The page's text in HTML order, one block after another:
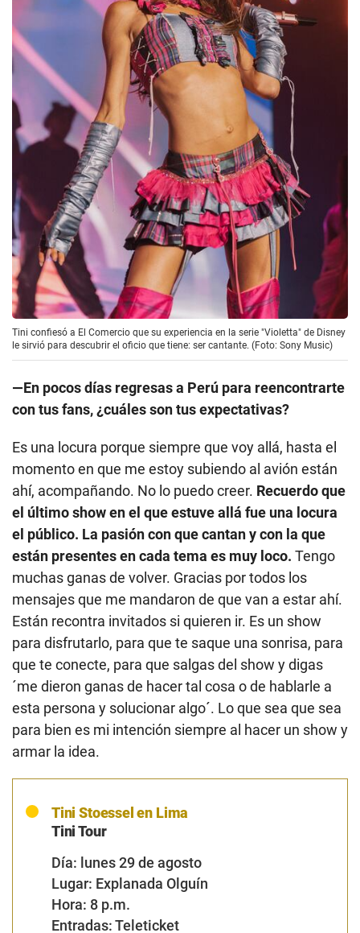
Tini confiesó a El Comercio que su experiencia en la serie "Violetta" de Disney
le sirvió para descubrir el oficio que tiene: ser cantante. (Foto: Sony Music)
—En pocos días regresas a Perú para reencontrarte
con tus fans, ¿cuáles son tus expectativas?
Es una locura porque siempre que voy allá, hasta el
momento en que me estoy subiendo al avión están
ahí, acompañando. No lo puedo creer. Recuerdo que
el último show en el que estuve allá fue una locura
el público. La pasión con que cantan y con la que
están presentes en cada tema es muy loco. Tengo
muchas ganas de volver. Gracias por todos los
mensajes que me mandaron de que van a estar ahí.
Están recontra invitados si quieren ir. Es un show
para disfrutarlo, para que te saque una sonrisa, para
que te conecte, para que salgas del show y digas
´me dieron ganas de hacer tal cosa o de hablarle a
esta persona y solucionar algo´. Lo que sea que sea
para bien es mi intención siempre al hacer un show y
armar la idea.
Tini Stoessel en Lima
Tini Tour
Día: lunes 29 de agosto
Lugar: Explanada Olguín
Hora: 8 p.m.
Entradas:Teleticket